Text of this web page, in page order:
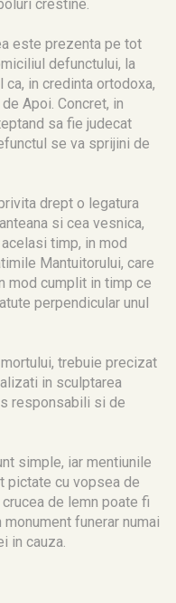
crestine.
este prezenta pe tot
defunctului, la
in credinta ortodoxa,
Apoi. Concret, in
sa fie judecat
se va sprijini de
drept o legatura
si cea vesnica,
timp, in mod
Mantuitorului, care
mod cumplit in timp ce
perpendicular unul
trebuie precizat
in sculptarea
responsabili si de
simple, iar mentiunile
pictate cu vopsea de
de lemn poate fi
funerar numai
in cauza.